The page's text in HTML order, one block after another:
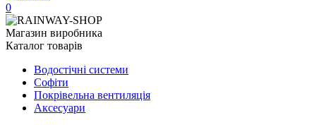
0
Магазин виробника
Каталог товарів
Водостічні системи
Софіти
Покрівельна вентиляція
Аксесуари